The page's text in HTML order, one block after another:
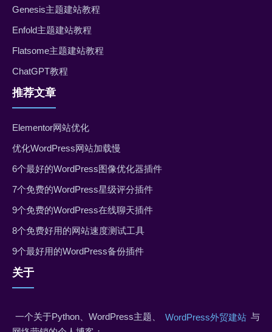
Genesis主题建站教程
Enfold主题建站教程
Flatsome主题建站教程
ChatGPT教程
推荐文章
Elementor网站优化
优化WordPress网站加载慢
6个最好的WordPress图像优化器插件
7个免费的WordPress星级评分插件
9个免费的WordPress在线聊天插件
8个免费好用的网站速度测试工具
9个最好用的WordPress备份插件
关于
一个关于Python、WordPress主题、 WordPress外贸建站 与